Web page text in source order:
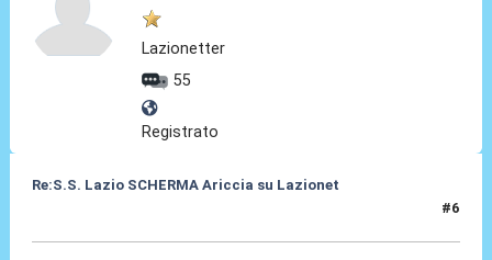
Lazionetter
55
Registrato
Re:S.S. Lazio SCHERMA Ariccia su Lazionet
#6